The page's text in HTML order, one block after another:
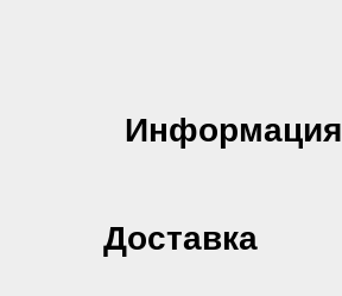
Информация
Доставка